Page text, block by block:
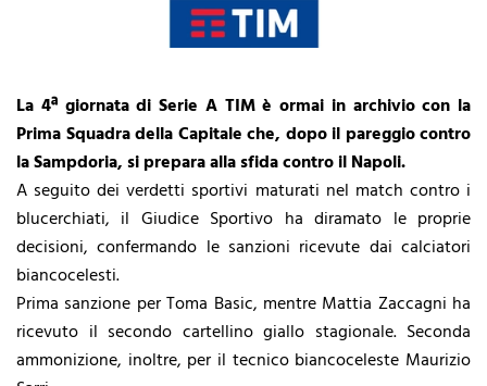
La 4ª giornata di Serie A TIM è ormai in archivio con la
Prima Squadra della Capitale che, dopo il pareggio contro
la Sampdoria, si prepara alla sfida contro il Napoli.
A seguito dei verdetti sportivi maturati nel match contro i
blucerchiati, il Giudice Sportivo ha diramato le proprie
decisioni, confermando le sanzioni ricevute dai calciatori
biancocelesti.
Prima sanzione per Toma Basic, mentre Mattia Zaccagni ha
ricevuto il secondo cartellino giallo stagionale. Seconda
ammonizione, inoltre, per il tecnico biancoceleste Maurizio